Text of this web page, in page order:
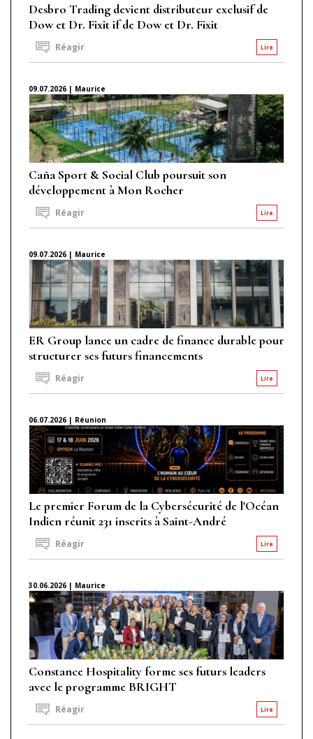
Desbro Trading devient distributeur exclusif de
Dow et Dr. Fixit if de Dow et Dr. Fixit
Lire
Réagir
09.07.2026 | Maurice
Caña Sport & Social Club poursuit son
développement à Mon Rocher
Lire
Réagir
09.07.2026 | Maurice
ER Group lance un cadre de finance durable pour
structurer ses futurs financements
Lire
Réagir
06.07.2026 | Réunion
Le premier Forum de la Cybersécurité de l'Océan
Indien réunit 231 inscrits à Saint-André
Lire
Réagir
30.06.2026 | Maurice
Constance Hospitality forme ses futurs leaders
avec le programme BRIGHT
Lire
Réagir